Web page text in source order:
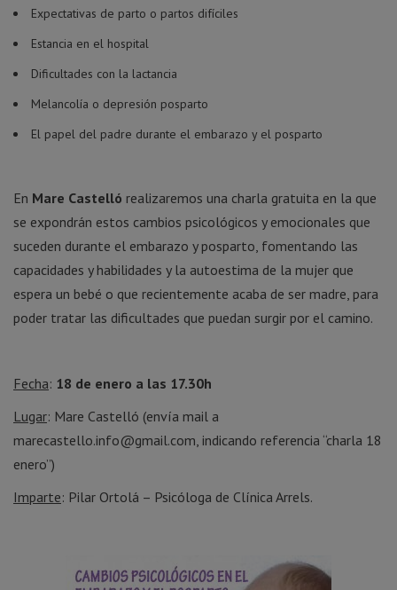
Expectativas de parto o partos difíciles
Estancia en el hospital
Dificultades con la lactancia
Melancolía o depresión posparto
El papel del padre durante el embarazo y el posparto
En Mare Castelló realizaremos una charla gratuita en la que
se expondrán estos cambios psicológicos y emocionales que
suceden durante el embarazo y posparto, fomentando las
capacidades y habilidades y la autoestima de la mujer que
espera un bebé o que recientemente acaba de ser madre, para
poder tratar las dificultades que puedan surgir por el camino.
Fecha: 18 de enero a las 17.30h
Lugar: Mare Castelló (envía mail a
marecastello.info@gmail.com, indicando referencia “charla 18
enero”)
Imparte: Pilar Ortolá – Psicóloga de Clínica Arrels.